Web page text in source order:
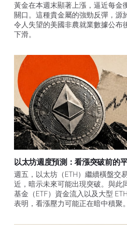
黃金在本週末顯著上漲，逼近每金
關口。這種貴金屬的強勁反彈，源
令人失望的美國非農就業數據公布
下滑。
以太坊週度預測：看漲突破前的
週五，以太坊（ETH）繼續橫盤交
近，暗示未來可能出現突破。與此
基金（ETF）資金流入以及大型
表明，看漲壓力可能正在暗中積聚